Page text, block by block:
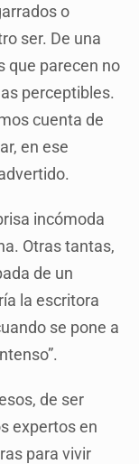
o
ser. De una
que parecen no
perceptibles.
cuenta de
en ese
incómoda
Otras tantas,
de un
la escritora
se pone a
de ser
expertos en
para vivir